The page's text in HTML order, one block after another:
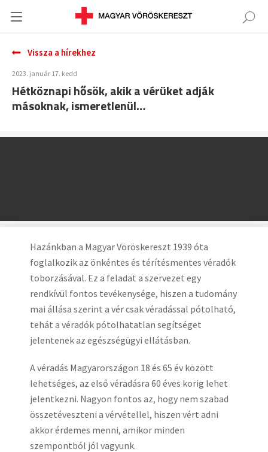
Vissza a hírekhez
2023. január 17. kedd
Hétköznapi hősök, akik a vérüket adják
másoknak, ismeretlenül…
Hazánkban a Magyar Vöröskereszt 1939 óta
foglalkozik az önkéntes és térítésmentes véradók
toborzásával. Ez a feladat a szervezet egy
rendkívül fontos tevékenysége, hiszen a tudomány
mai állása szerint a vér csak véradással pótolható,
tehát a véradók pótolhatatlan segítséget
jelentenek az egészségügyi ellátásban.
A véradás Magyarországon 18 és 65 év között
lehetséges, az első véradásra 60 éves korig lehet
jelentkezni. Nagyon fontos az, hogy nem szabad
összetéveszteni a vérvétellel, hiszen vért adni
akkor érdemes menni, amikor minden
szempontból jól vagyunk.